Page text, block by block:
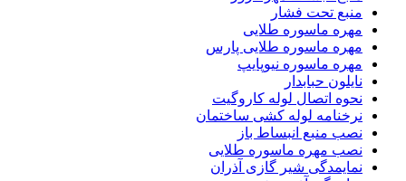
منبع تحت فشار
مهره ماسوره طلایی
مهره ماسوره طلایی پارس
مهره ماسوره نیوپایپ
نایلون حبابدار
نحوه اتصال لوله کاروگیت
نرخنامه لوله کشی ساختمان
نصب منبع انبساط باز
نصب مهره ماسوره طلایی
نمایمدگی شیر گازی آذران